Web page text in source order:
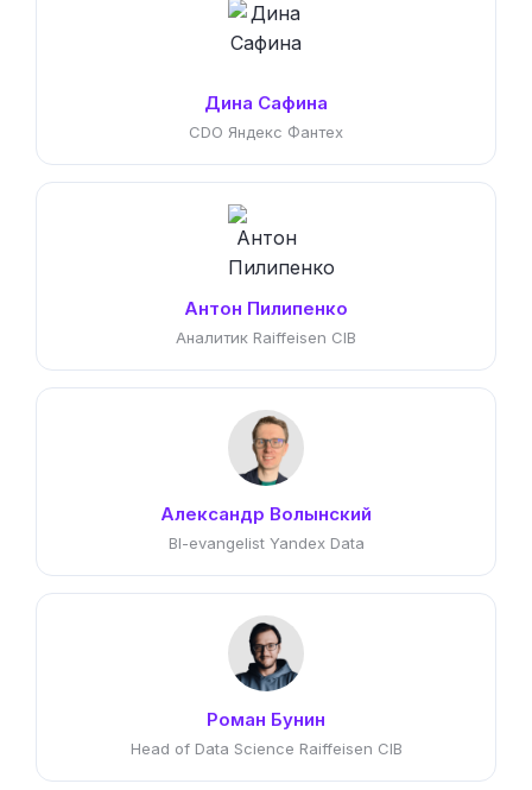
Дина Сафина
CDO Яндекс Фантех
Антон Пилипенко
Аналитик Raiffeisen CIB
Александр Волынский
BI-evangelist Yandex Data
Роман Бунин
Head of Data Science Raiffeisen CIB